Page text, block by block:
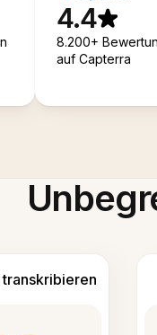
4.4
8.200+
auf Capterra